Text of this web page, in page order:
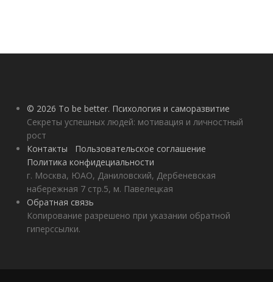
© 2026 To be better. Психология и саморазвитие
Секреты успешных людей: мотивация и личностный
рост
Контакты
Пользовательское соглашение
Политика конфидециальности
г. Москва, ЮАО, Даниловский, Дербеневская
набережная 7 стр.5, м. Павелецкая
Обратная связь
Копирование разрешено при указании обратной
гиперссылки.